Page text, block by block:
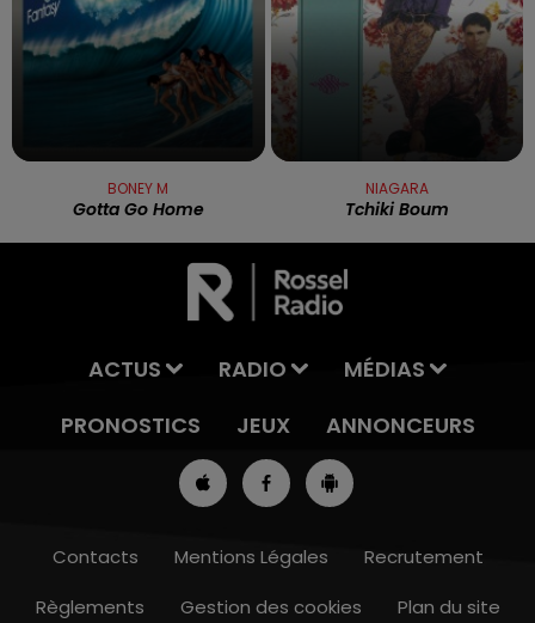
13h00 - 16h00
BONEY M
Gotta Go Home
NIAGARA
Tchiki Boum
ACTUS RADIO
MÉDIAS
PRONOSTICS
JEUX ANNONCEURS
Contacts Mentions Légales
Recrutement
Règlements
Gestion des cookies Plan du site